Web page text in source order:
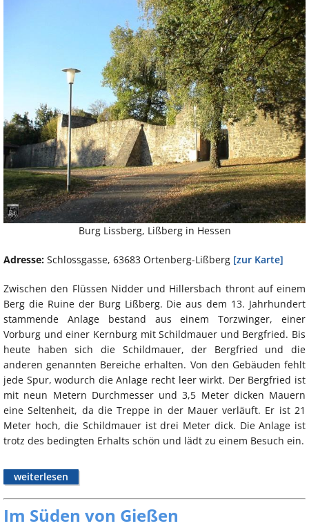
Burg Lissberg, Lißberg in Hessen
Adresse: Schlossgasse, 63683 Ortenberg-Lißberg [zur Karte]
Zwischen den Flüssen Nidder und Hillersbach thront auf einem
Berg die Ruine der Burg Lißberg. Die aus dem 13. Jahrhundert
stammende Anlage bestand aus einem Torzwinger, einer
Vorburg und einer Kernburg mit Schildmauer und Bergfried. Bis
heute haben sich die Schildmauer, der Bergfried und die
anderen genannten Bereiche erhalten. Von den Gebäuden fehlt
jede Spur, wodurch die Anlage recht leer wirkt. Der Bergfried ist
mit neun Metern Durchmesser und 3,5 Meter dicken Mauern
eine Seltenheit, da die Treppe in der Mauer verläuft. Er ist 21
Meter hoch, die Schildmauer ist drei Meter dick. Die Anlage ist
trotz des bedingten Erhalts schön und lädt zu einem Besuch ein.
weiterlesen
Im Süden von Gießen